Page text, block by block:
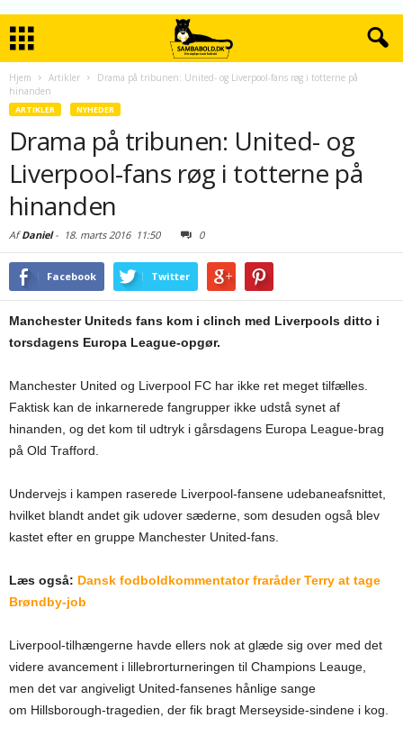
Hjem Artikler
Drama på tribunen: United- og Liverpool-fans røg i totterne på
hinanden
ARTIKLER NYHEDER
Drama på tribunen: United- og
Liverpool-fans røg i totterne på
hinanden
AfDaniel- 18. marts 201611:50 0
Facebook Twitter
Manchester Uniteds fans kom i clinch med Liverpools ditto i
torsdagens Europa League-opgør.
Manchester United og Liverpool FC har ikke ret meget tilfælles.
Faktisk kan de inkarnerede fangrupper ikke udstå synet af
hinanden, og det kom til udtryk i gårsdagens Europa League-brag
på Old Trafford.
Undervejs i kampen raserede Liverpool-fansene udebaneafsnittet,
hvilket blandt andet gik udover sæderne, som desuden også blev
kastet efter en gruppe Manchester United-fans.
Læs også: Dansk fodboldkommentator fraråder Terry at tage
Brøndby-job
Liverpool-tilhængerne havde ellers nok at glæde sig over med det
videre avancement i lillebrorturneringen til Champions Leauge,
men det var angiveligt United-fansenes hånlige sange
om Hillsborough-tragedien, der fik bragt Merseyside-sindene i kog.